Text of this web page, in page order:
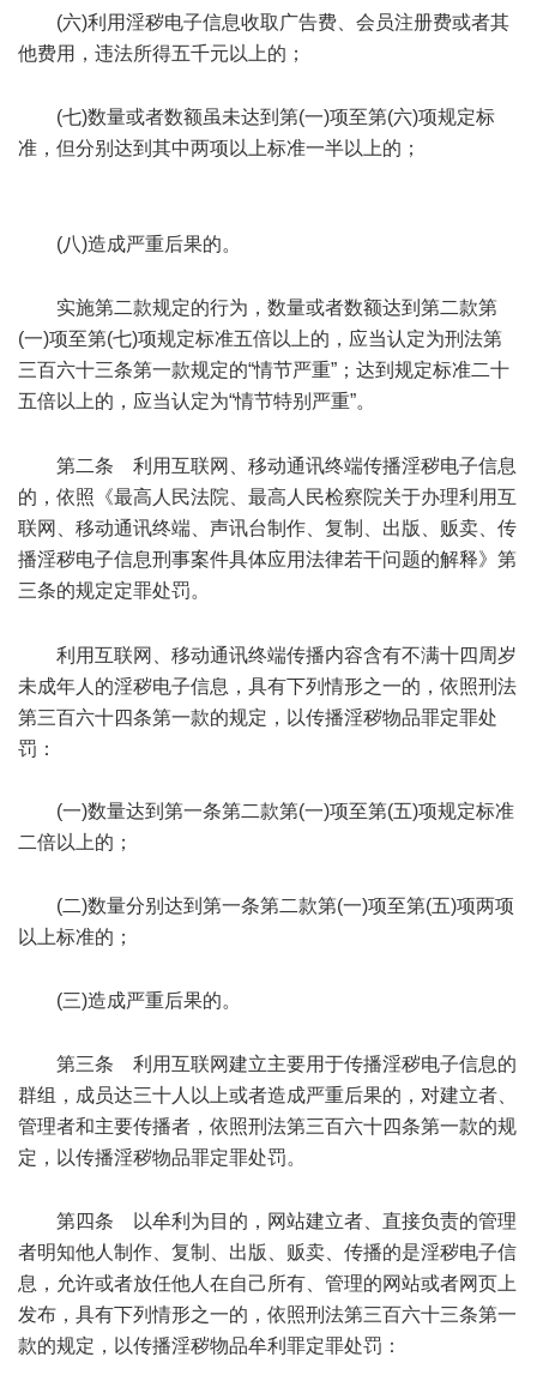
(六)利用淫秽电子信息收取广告费、会员注册费或者其
他费用，违法所得五千元以上的；
(七)数量或者数额虽未达到第(一)项至第(六)项规定标
准，但分别达到其中两项以上标准一半以上的；
(八)造成严重后果的。
实施第二款规定的行为，数量或者数额达到第二款第
(一)项至第(七)项规定标准五倍以上的，应当认定为刑法第
三百六十三条第一款规定的“情节严重”；达到规定标准二十
五倍以上的，应当认定为“情节特别严重”。
第二条 利用互联网、移动通讯终端传播淫秽电子信息
的，依照《最高人民法院、最高人民检察院关于办理利用互
联网、移动通讯终端、声讯台制作、复制、出版、贩卖、传
播淫秽电子信息刑事案件具体应用法律若干问题的解释》第
三条的规定定罪处罚。
利用互联网、移动通讯终端传播内容含有不满十四周岁
未成年人的淫秽电子信息，具有下列情形之一的，依照刑法
第三百六十四条第一款的规定，以传播淫秽物品罪定罪处
罚：
(一)数量达到第一条第二款第(一)项至第(五)项规定标准
二倍以上的；
(二)数量分别达到第一条第二款第(一)项至第(五)项两项
以上标准的；
(三)造成严重后果的。
第三条 利用互联网建立主要用于传播淫秽电子信息的
群组，成员达三十人以上或者造成严重后果的，对建立者、
管理者和主要传播者，依照刑法第三百六十四条第一款的规
定，以传播淫秽物品罪定罪处罚。
第四条 以牟利为目的，网站建立者、直接负责的管理
者明知他人制作、复制、出版、贩卖、传播的是淫秽电子信
息，允许或者放任他人在自己所有、管理的网站或者网页上
发布，具有下列情形之一的，依照刑法第三百六十三条第一
款的规定，以传播淫秽物品牟利罪定罪处罚：